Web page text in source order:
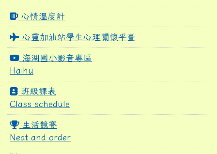
心情溫度計
心靈加油站學生心理關懷平臺
海湖國小影音專區
Haihu
班級課表
Class schedule
生活競賽
Neat and order